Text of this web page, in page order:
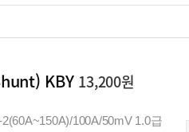
KBY 13,200원
100A/50mV 1.0급